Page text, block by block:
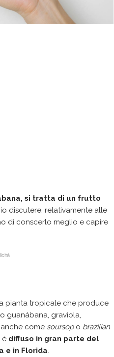
si tratta di un frutto
discutere, relativamente alle
di conscerlo meglio e capire
pianta tropicale che produce
guanábana, graviola,
come soursopo brazilian
è diffuso in gran parte del
e in Florida.